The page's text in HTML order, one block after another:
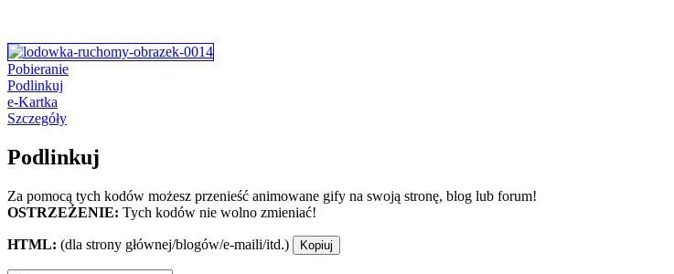
Pobieranie
Podlinkuj
e-Kartka
Szczegóły
Podlinkuj
Za pomocą tych kodów możesz przenieść animowane gify na swoją stronę, blog lub forum!
OSTRZEŻENIE: Tych kodów nie wolno zmieniać!
HTML: (dla strony głównej/blogów/e-maili/itd.) Kopiuj